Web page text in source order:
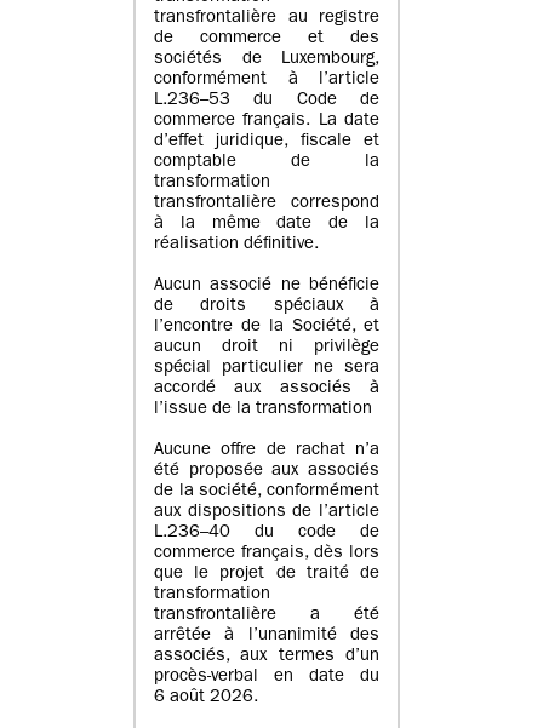
transfrontalière au registre
de commerce et des
sociétés de Luxembourg,
conformément à l’article
L.236–53 du Code de
commerce français. La date
d’effet juridique, fiscale et
comptable de la
transformation
transfrontalière correspond
à la même date de la
réalisation définitive.
Aucun associé ne bénéficie
de droits spéciaux à
l’encontre de la Société, et
aucun droit ni privilège
spécial particulier ne sera
accordé aux associés à
l’issue de la transformation
Aucune offre de rachat n’a
été proposée aux associés
de la société, conformément
aux dispositions de l’article
L.236–40 du code de
commerce français, dès lors
que le projet de traité de
transformation
transfrontalière a été
arrêtée à l’unanimité des
associés, aux termes d’un
procès-verbal en date du
6 août 2026.